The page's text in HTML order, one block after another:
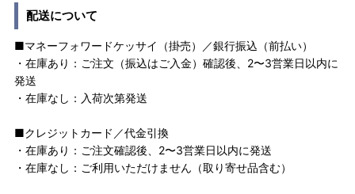
配送について
■マネーフォワードケッサイ（掛売）／銀行振込（前払い）
・在庫あり：ご注文（振込はご入金）確認後、2〜3営業日以内に
発送
・在庫なし：入荷次第発送
■クレジットカード／代金引換
・在庫あり：ご注文確認後、2〜3営業日以内に発送
・在庫なし：ご利用いただけません（取り寄せ品含む）